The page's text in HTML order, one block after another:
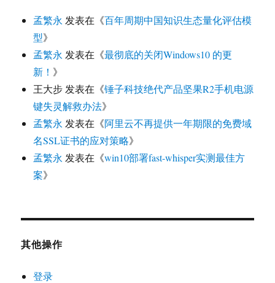
孟繁永 发表在《百年周期中国知识生态量化评估模
型》
孟繁永 发表在《最彻底的关闭Windows10 的更
新！ 》
王大步 发表在《锤子科技绝代产品坚果R2手机电源
键失灵解救办法》
孟繁永 发表在《阿里云不再提供一年期限的免费域
名SSL证书的应对策略》
孟繁永 发表在《win10部署fast-whisper实测最佳方
案》
其他操作
登录